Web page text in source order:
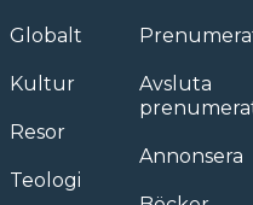
Globalt
Kultur
Resor
Teologi
Avsluta
Annonsera